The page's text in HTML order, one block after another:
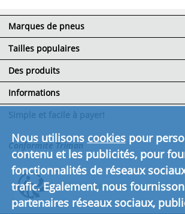
Marques de pneus
Tailles populaires
Des produits
Informations
et de livraison
Conformité Triman
Cliquez ici pour en savoir plus.
Nous utilisons cookiespour
contenu et les publicités, pour
fonctionnalités de réseaux
trafic. Egalement, nous
partenaires réseaux sociaux,